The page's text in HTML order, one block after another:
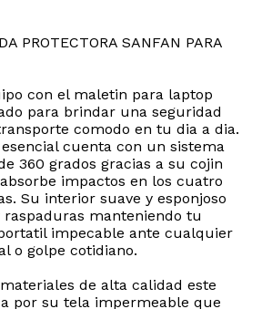
PROTECTORA SANFAN PARA
con el maletin para laptop
para brindar una seguridad
comodo en tu dia a dia.
cuenta con un sistema
360 grados gracias a su cojin
impactos en los cuatro
Su interior suave y esponjoso
raspaduras manteniendo tu
impecable ante cualquier
o golpe cotidiano.
de alta calidad este
por su tela impermeable que